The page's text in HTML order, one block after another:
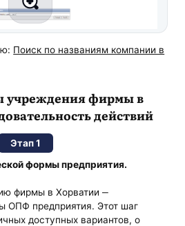
Поиск по названиям компании в
учреждения фирмы в
действий
Этап 1
формы предприятия.
фирмы в Хорватии ‒
ОПФ предприятия. Этот шаг
доступных вариантов, о